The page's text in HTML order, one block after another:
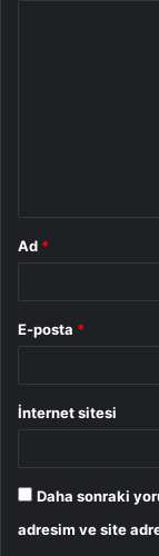
Ad *
E-posta *
İnternet sitesi
Daha sonraki
adresim ve site